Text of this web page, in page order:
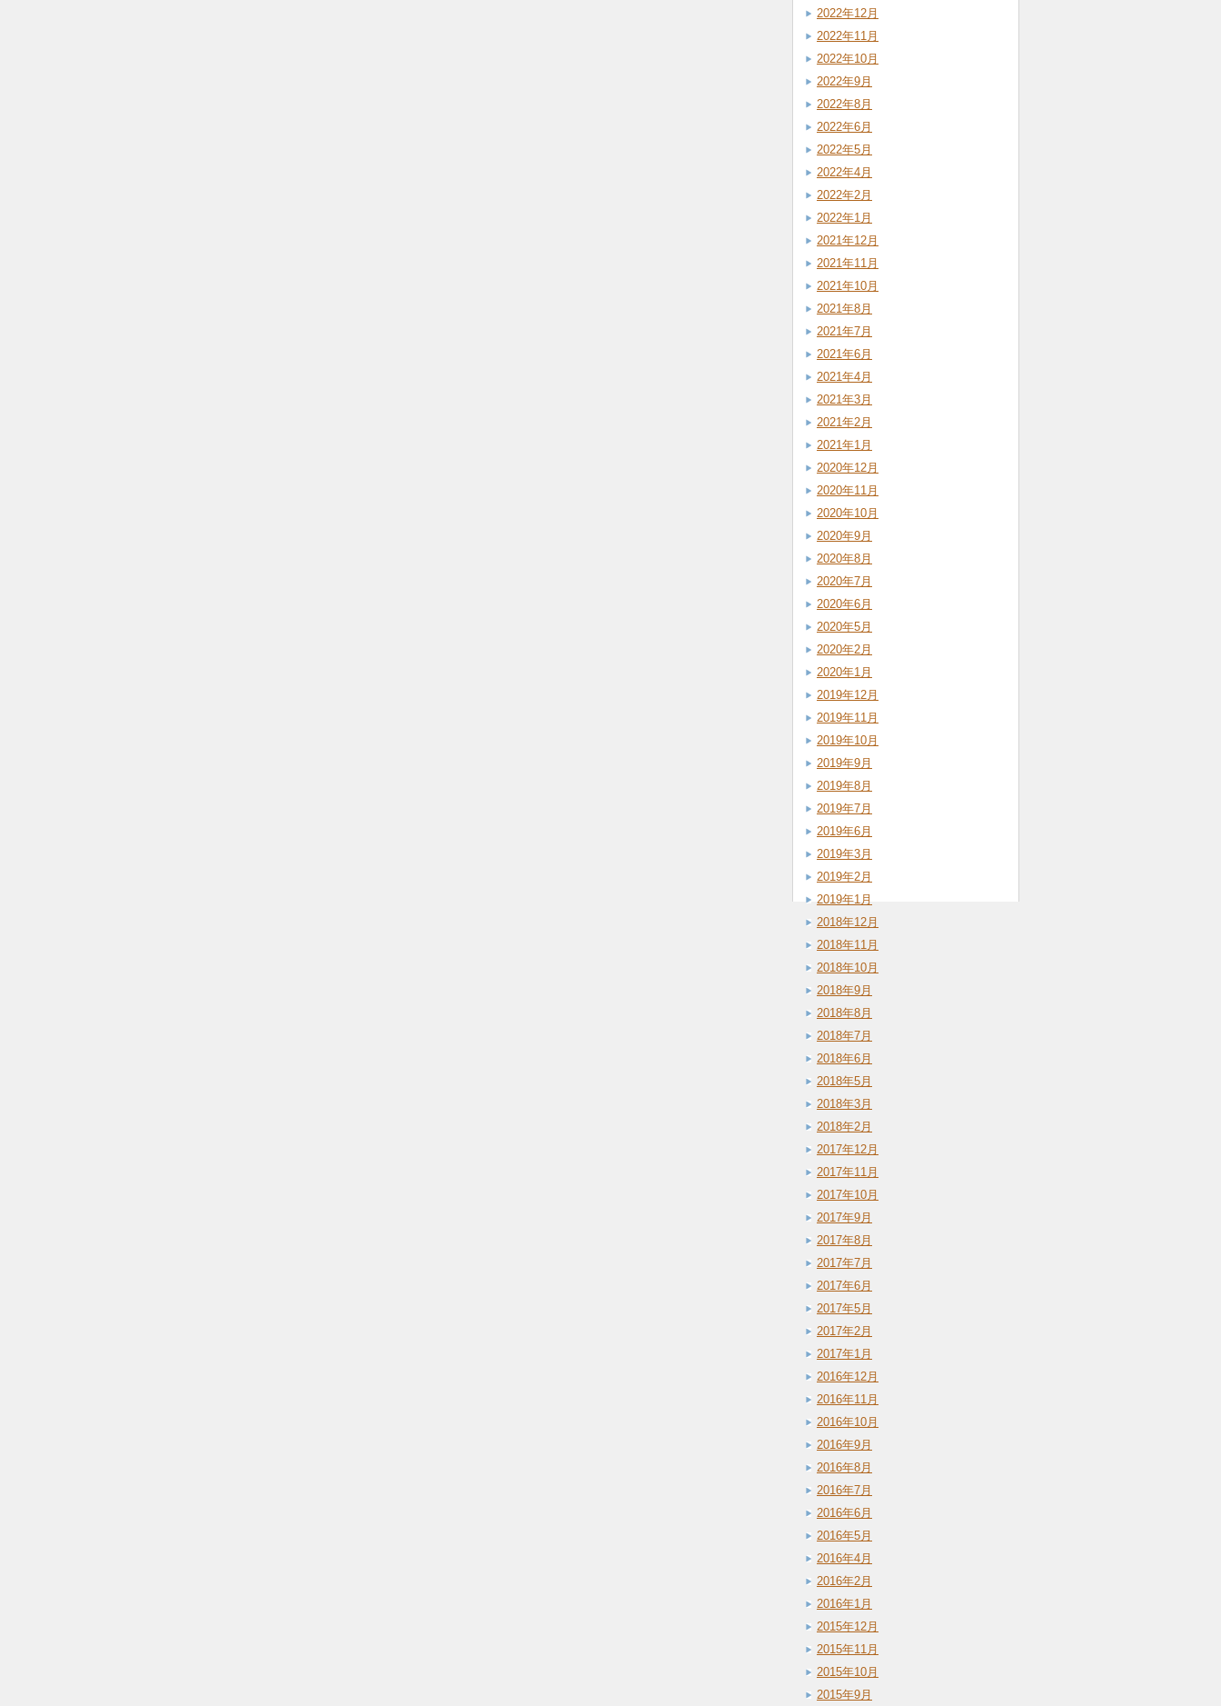
2022年12月
2022年11月
2022年10月
2022年9月
2022年8月
2022年6月
2022年5月
2022年4月
2022年2月
2022年1月
2021年12月
2021年11月
2021年10月
2021年8月
2021年7月
2021年6月
2021年4月
2021年3月
2021年2月
2021年1月
2020年12月
2020年11月
2020年10月
2020年9月
2020年8月
2020年7月
2020年6月
2020年5月
2020年2月
2020年1月
2019年12月
2019年11月
2019年10月
2019年9月
2019年8月
2019年7月
2019年6月
2019年3月
2019年2月
2019年1月
2018年12月
2018年11月
2018年10月
2018年9月
2018年8月
2018年7月
2018年6月
2018年5月
2018年3月
2018年2月
2017年12月
2017年11月
2017年10月
2017年9月
2017年8月
2017年7月
2017年6月
2017年5月
2017年2月
2017年1月
2016年12月
2016年11月
2016年10月
2016年9月
2016年8月
2016年7月
2016年6月
2016年5月
2016年4月
2016年2月
2016年1月
2015年12月
2015年11月
2015年10月
2015年9月